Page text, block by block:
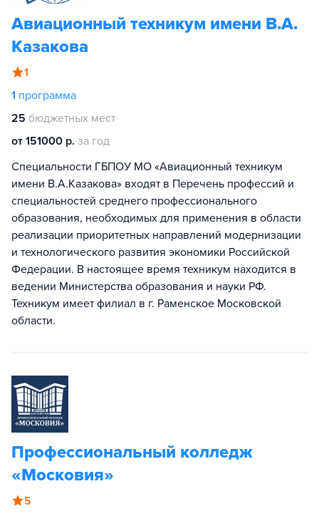
Авиационный техникум имени В.А.
Казакова
1
1 программа
25 бюджетных мест
от 151000 р. за год
Специальности ГБПОУ МО «Авиационный техникум
имени В.А.Казакова» входят в Перечень профессий и
специальностей среднего профессионального
образования, необходимых для применения в области
реализации приоритетных направлений модернизации
и технологического развития экономики Российской
Федерации. В настоящее время техникум находится в
ведении Министерства образования и науки РФ.
Техникум имеет филиал в г. Раменское Московской
области.
Профессиональный колледж
«Московия»
5